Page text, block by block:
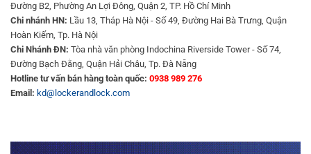
Đường B2, Phường An Lợi Đông, Quận 2, TP. Hồ Chí Minh
Chi nhánh HN: Lầu 13, Tháp Hà Nội - Số 49, Đường Hai Bà Trưng, Quận
Hoàn Kiếm, Tp. Hà Nội
Chi Nhánh ĐN: Tòa nhà văn phòng Indochina Riverside Tower - Số 74,
Đường Bạch Đằng, Quận Hải Châu, Tp. Đà Nẵng
Hotline tư vấn bán hàng toàn quốc: 0938 989 276
Email: kd@lockerandlock.com